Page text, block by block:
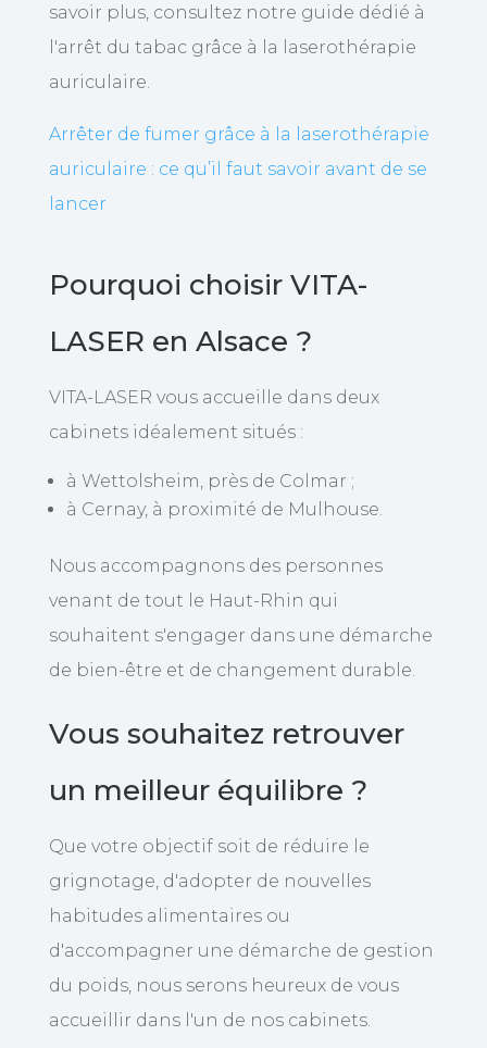
savoir plus, consultez notre guide dédié à
l'arrêt du tabac grâce à la laserothérapie
auriculaire.
Arrêter de fumer grâce à la laserothérapie
auriculaire : ce qu’il faut savoir avant de se
lancer
Pourquoi choisir VITA-
LASER en Alsace ?
VITA-LASER vous accueille dans deux
cabinets idéalement situés :
à Wettolsheim, près de Colmar ;
à Cernay, à proximité de Mulhouse.
Nous accompagnons des personnes
venant de tout le Haut-Rhin qui
souhaitent s'engager dans une démarche
de bien-être et de changement durable.
Vous souhaitez retrouver
un meilleur équilibre ?
Que votre objectif soit de réduire le
grignotage, d'adopter de nouvelles
habitudes alimentaires ou
d'accompagner une démarche de gestion
du poids, nous serons heureux de vous
accueillir dans l'un de nos cabinets.